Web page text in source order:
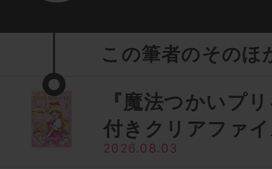
この筆者のそのほ
『魔法つかいプ
付きクリアファ
2026.08.03